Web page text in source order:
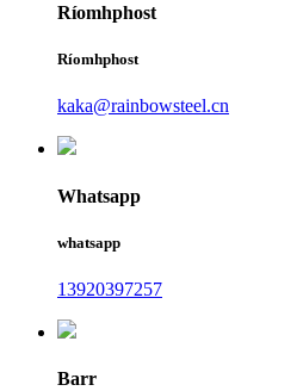
Ríomhphost
Ríomhphost
kaka@rainbowsteel.cn
Whatsapp
whatsapp
13920397257
Barr